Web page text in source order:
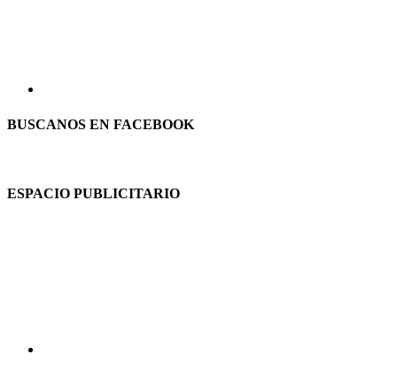
BUSCANOS EN FACEBOOK
ESPACIO PUBLICITARIO